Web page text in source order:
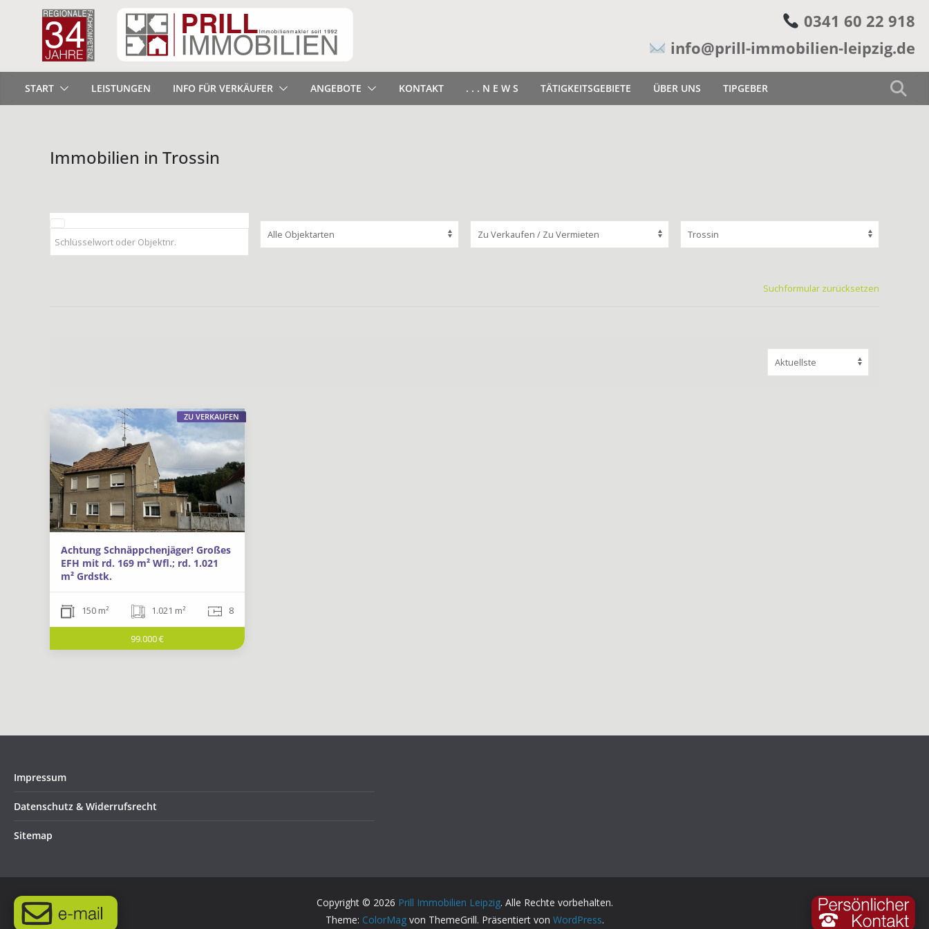
0341 60 22 918
info@prill-immobilien-leipzig.de
START LEISTUNGEN INFO FÜR VERKÄUFER ANGEBOTE KONTAKT . . . N E W S TÄTIGKEITSGEBIETE ÜBER UNS TIPGEBER
Immobilien in Trossin
Suchformular zurücksetzen
Achtung Schnäppchenjäger! Großes
EFH mit rd. 169 m² Wfl.; rd. 1.021
m² Grdstk.
150 m² 1.021 m² 8
99.000 €
ZU VERKAUFEN
Impressum
Datenschutz & Widerrufsrecht
Sitemap
Copyright © 2026 Prill Immobilien Leipzig. Alle Rechte vorbehalten.
Theme: ColorMagvon ThemeGrill. Präsentiert von WordPress.